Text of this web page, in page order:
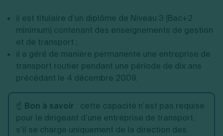
il est titulaire d’un diplôme de Niveau 3 (Bac+2
minimum) contenant des enseignements de gestion
et de transport ;
il a géré de manière permanente une entreprise de
transport routier pendant une période de dix ans
précédant le 4 décembre 2009.
☝️ Bon à savoir : cette capacité n’est pas requise
pour le dirigeant d’une entreprise de transport,
s’il se charge uniquement de la direction des